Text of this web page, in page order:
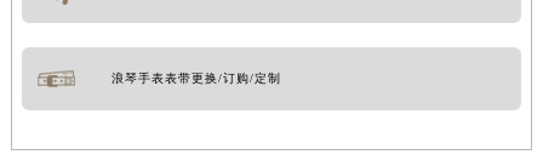
浪琴手表表带更换/订购/定制